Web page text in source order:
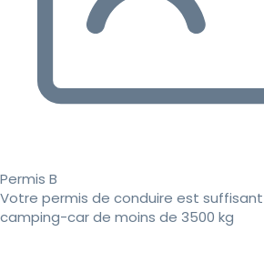
Permis B
Votre permis de conduire est
camping-car de moins de 3500 kg